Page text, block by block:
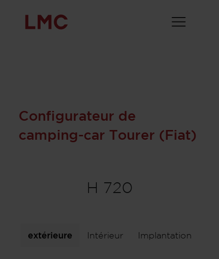
Configurateur de
camping-car Tourer (Fiat)
H 720
extérieure Intérieur Implantation